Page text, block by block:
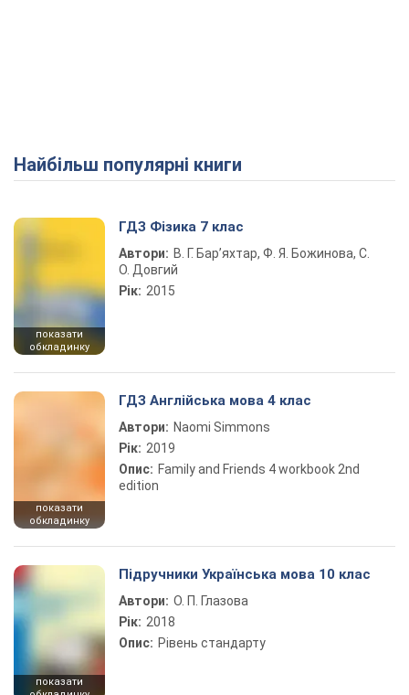
Найбільш популярні книги
показати
обкладинку
ГДЗ Фізика 7 клас
Автори: В. Г. Бар’яхтар, Ф. Я. Божинова, С.
О. Довгий
Рік: 2015
показати
обкладинку
ГДЗ Англійська мова 4 клас
Автори: Naomi Simmons
Рік: 2019
Опис: Family and Friends 4 workbook 2nd
edition
показати
Підручники Українська мова 10 клас
Автори: О. П. Глазова
Рік: 2018
Опис: Рівень стандарту